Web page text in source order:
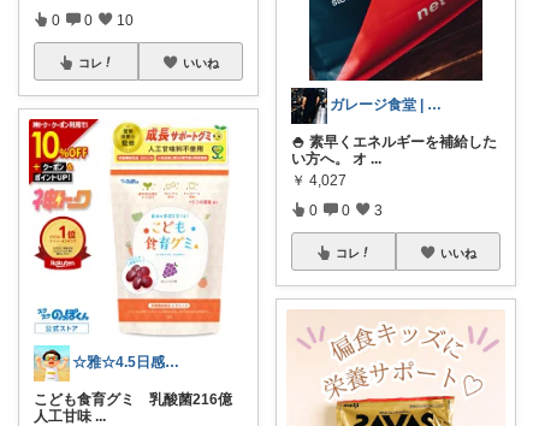
0 0 10
コレ いいね
☆雅☆4.5日感謝です(^^)/
こども食育グミ 乳酸菌216億
人工甘味 ...
ガレージ食堂 | 開業準備中
🍚 素早くエネルギーを補給した
い方へ。 オ ...
￥ 4,027
0 0 3
コレ いいね